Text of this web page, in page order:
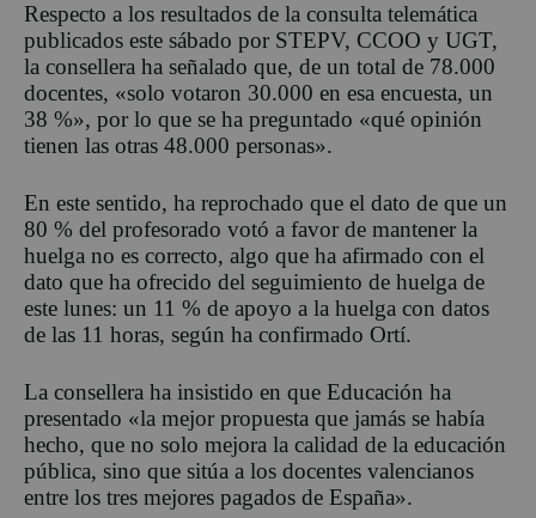
Respecto a los resultados de la consulta telemática
publicados este sábado por STEPV, CCOO y UGT,
la consellera ha señalado que, de un total de 78.000
docentes, «solo votaron 30.000 en esa encuesta, un
38 %», por lo que se ha preguntado «qué opinión
tienen las otras 48.000 personas».
En este sentido, ha reprochado que el dato de que un
80 % del profesorado votó a favor de mantener la
huelga no es correcto, algo que ha afirmado con el
dato que ha ofrecido del seguimiento de huelga de
este lunes: un 11 % de apoyo a la huelga con datos
de las 11 horas, según ha confirmado Ortí.
La consellera ha insistido en que Educación ha
presentado «la mejor propuesta que jamás se había
hecho, que no solo mejora la calidad de la educación
pública, sino que sitúa a los docentes valencianos
entre los tres mejores pagados de España».